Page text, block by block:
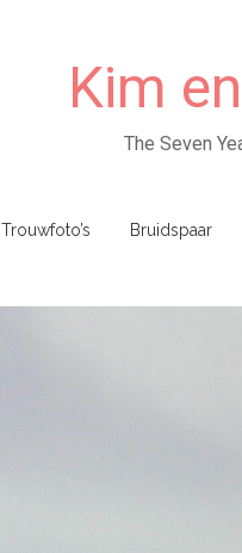
Kim
The Seven
Trouwfoto’s Bruidspaar